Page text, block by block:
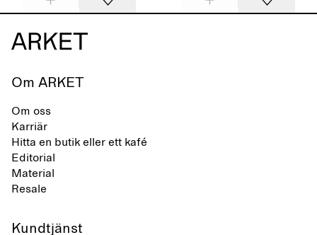
Om ARKET
Om oss
Karriär
Hitta en butik eller ett kafé
Editorial
Material
Resale
Kundtjänst